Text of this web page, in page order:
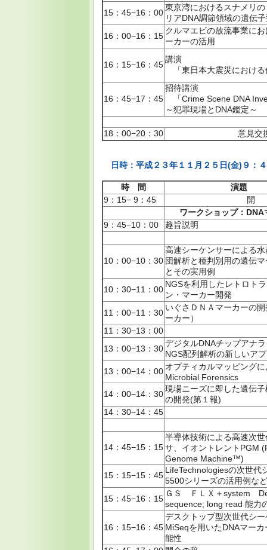
15：45−16：00
東京湾におけるスナメリ
リアDNA調節領域の遺伝
16：00−16：15
クルマエビの放流事業に
ーカーの活用
16：15−16：45
講演
「東日本大震災における
16：45−17：45
招待講演
「Crime Scene DNA
～犯罪現場とDNA鑑定～
18：00−20：30 意見
日時：平成２３年１１月２５日(金)
時 間
演題
9：15− 9：45
開
ワークショップ：
9：45−10：00
趣旨説明
10：00−10：30
高速シーケンサーによる
団解析と種判別用の遺伝
とその実用例
10：30−11：00
NGSを利用したレトロト
ン・マーカー開発
11：00−11：30
いぐさＤＮＡマーカーの
ーカー）
11：30−13：00
13：00−13：30
デジタルDNAチップアナ
NGS配列解析の新しいア
13：00−14：00 オプティカルマッピング
Microbial Forensics
14：00−14：30
現場ニーズに即した遺伝
の開発(第１報)
14：30−14：45
14：45−15：15
半導体技術による高速次
サ、イオントレントPGM
Genome Machine™)
15：15−15：45
LifeTechnologiesの次世代
5500シリーズの活用例など
15：45−16：15
ＧＳ ＦＬＸ＋system
sequence; long read 能力
16：15−16：45
デスクトップ型次世代シ
MiSeqを用いたDNAマー
能性